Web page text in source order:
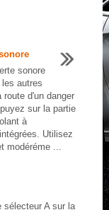
sonore
les autres
route d'un danger
sur la partie
à
Utilisez
modéréme ...
A sur la